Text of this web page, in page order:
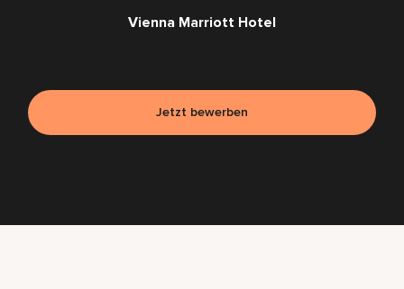
Vienna Marriott Hotel
Jetzt bewerben